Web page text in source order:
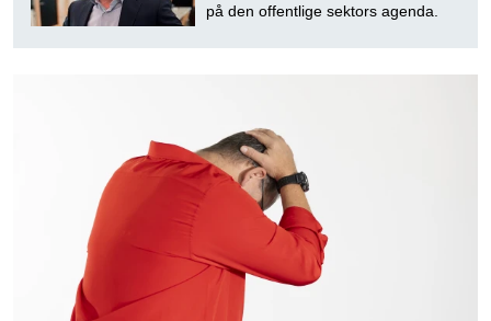
på den offentlige sektors agenda.